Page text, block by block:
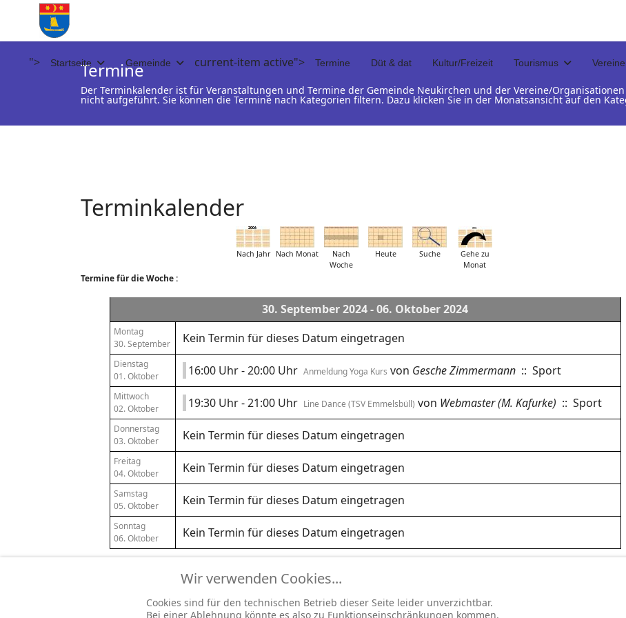
"> Startseite Gemeinde current-item active"> Termine Düt & dat Kultur/Freizeit Tourismus Vereine
Termine
Der Terminkalender ist für Veranstaltungen und Termine der Gemeinde Neukirchen und der Vereine/
nicht aufgeführt. Sie können die Termine nach Kategorien filtern. Dazu klicken Sie in der Monatsansicht auf den
Terminkalender
Nach Jahr Nach Monat
Nach
Woche
Heute Suche
Gehe zu
Monat
Termine für die Woche :
30. September 2024 - 06. Oktober 2024
Montag
30. September
Kein Termin für dieses Datum eingetragen
Dienstag
01. Oktober
16:00 Uhr - 20:00 Uhr Anmeldung Yoga Kurs von Gesche Zimmermann:: Sport
Mittwoch
02. Oktober
19:30 Uhr - 21:00 Uhr Line Dance (TSV Emmelsbüll) von Webmaster (M. Kafurke) :: Sport
Donnerstag
03. Oktober
Kein Termin für dieses Datum eingetragen
Freitag
04. Oktober
Kein Termin für dieses Datum eingetragen
Samstag
05. Oktober
Kein Termin für dieses Datum eingetragen
Sonntag
06. Oktober
Kein Termin für dieses Datum eingetragen
Wir verwenden Cookies...
Cookies sind für den technischen Betrieb dieser Seite leider unverzichtbar.
Bei einer Ablehnung könnte es also zu Funktionseinschränkungen kommen.